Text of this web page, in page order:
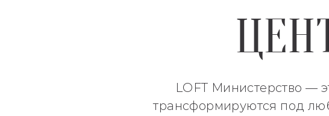
LOFT Министерство —
трансформируются под